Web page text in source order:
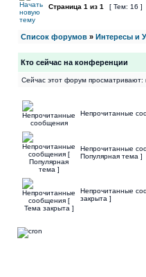
Страница 1 из 1 [ Тем: 16 ]
Список форумов » Интересы и
Кто сейчас на конференции
Сейчас этот форум просматривают:
Непрочитанные
Непрочитанные
Популярная тема ]
Непрочитанные
закрыта ]